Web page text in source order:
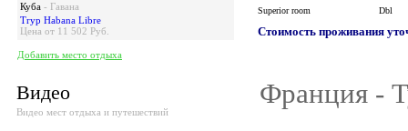
Куба - Гавана
Tryp Habana Libre
Цена от 11 502 Руб.
Добавить место отдыха
Видео
Видео мест отдыха и путешествий
Superior room Dbl
Стоимость проживания
Франция -